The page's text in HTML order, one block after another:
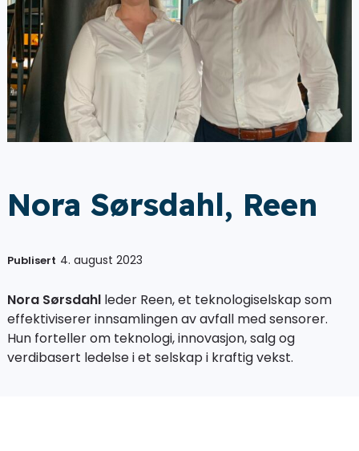
Nora Sørsdahl, Reen
Publisert 4. august 2023
Nora Sørsdahl leder Reen, et teknologiselskap som
effektiviserer innsamlingen av avfall med sensorer.
Hun forteller om teknologi, innovasjon, salg og
verdibasert ledelse i et selskap i kraftig vekst.